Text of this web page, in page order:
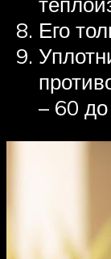
Его
– 60